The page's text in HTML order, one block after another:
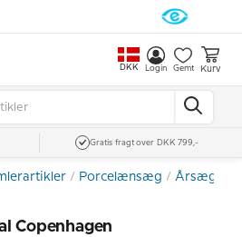
DKK Login Gemt Kurv
Gratis fragt over DKK 799,-
Porcelænsæg Årsæg
Copenhagen